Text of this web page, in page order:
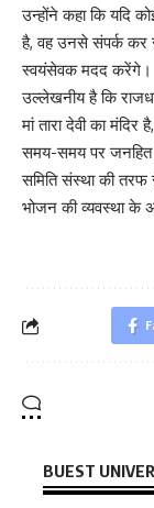
उन्होंने कहा कि यदि
है, वह उनसे संपर्क कर
स्वयंसेवक मदद करेंगे।
उल्लेखनीय है कि
मां तारा देवी का
समय-समय पर जनहित
समिति संस्था की तरफ
भोजन की व्यवस्था के
BUEST